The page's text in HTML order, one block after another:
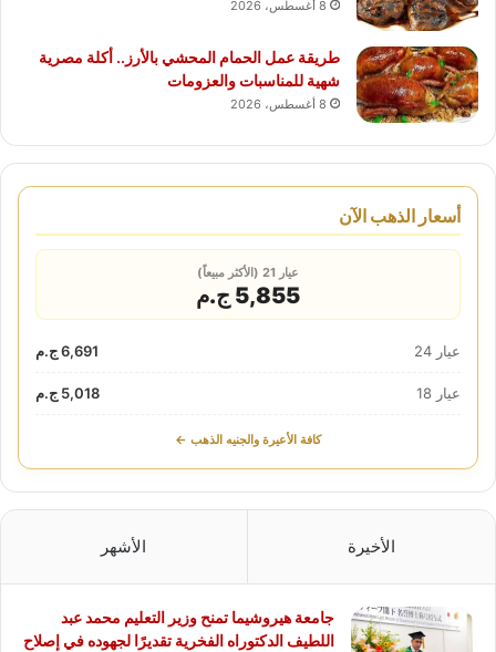
8 أغسطس، 2026
طريقة عمل الحمام المحشي بالأرز.. أكلة مصرية
شهية للمناسبات والعزومات
8 أغسطس، 2026
أسعار الذهب الآن
عيار 21 (الأكثر مبيعاً)
5,855 ج.م
عيار 24 6,691 ج.م
عيار 18 5,018 ج.م
كافة الأعيرة والجنيه الذهب ←
الأخيرة الأشهر
جامعة هيروشيما تمنح وزير التعليم محمد عبد
اللطيف الدكتوراه الفخرية تقديرًا لجهوده في إصلاح